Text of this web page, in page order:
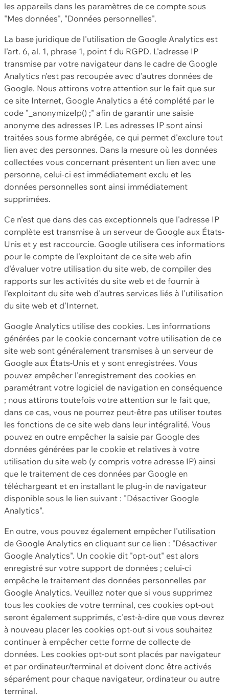
les appareils dans les paramètres de ce compte sous
"Mes données", "Données personnelles".
La base juridique de l'utilisation de Google Analytics est
l'art. 6, al. 1, phrase 1, point f du RGPD. L'adresse IP
transmise par votre navigateur dans le cadre de Google
Analytics n'est pas recoupée avec d'autres données de
Google. Nous attirons votre attention sur le fait que sur
ce site Internet, Google Analytics a été complété par le
code "_anonymizeIp() ;" afin de garantir une saisie
anonyme des adresses IP. Les adresses IP sont ainsi
traitées sous forme abrégée, ce qui permet d'exclure tout
lien avec des personnes. Dans la mesure où les données
collectées vous concernant présentent un lien avec une
personne, celui-ci est immédiatement exclu et les
données personnelles sont ainsi immédiatement
supprimées.
Ce n'est que dans des cas exceptionnels que l'adresse IP
complète est transmise à un serveur de Google aux États-
Unis et y est raccourcie. Google utilisera ces informations
pour le compte de l'exploitant de ce site web afin
d'évaluer votre utilisation du site web, de compiler des
rapports sur les activités du site web et de fournir à
l'exploitant du site web d'autres services liés à l'utilisation
du site web et d'Internet.
Google Analytics utilise des cookies. Les informations
générées par le cookie concernant votre utilisation de ce
site web sont généralement transmises à un serveur de
Google aux États-Unis et y sont enregistrées. Vous
pouvez empêcher l'enregistrement des cookies en
paramétrant votre logiciel de navigation en conséquence
; nous attirons toutefois votre attention sur le fait que,
dans ce cas, vous ne pourrez peut-être pas utiliser toutes
les fonctions de ce site web dans leur intégralité. Vous
pouvez en outre empêcher la saisie par Google des
données générées par le cookie et relatives à votre
utilisation du site web (y compris votre adresse IP) ainsi
que le traitement de ces données par Google en
téléchargeant et en installant le plug-in de navigateur
disponible sous le lien suivant : "Désactiver Google
Analytics".
En outre, vous pouvez également empêcher l'utilisation
de Google Analytics en cliquant sur ce lien : "Désactiver
Google Analytics". Un cookie dit "opt-out" est alors
enregistré sur votre support de données ; celui-ci
empêche le traitement des données personnelles par
Google Analytics. Veuillez noter que si vous supprimez
tous les cookies de votre terminal, ces cookies opt-out
seront également supprimés, c'est-à-dire que vous devrez
à nouveau placer les cookies opt-out si vous souhaitez
continuer à empêcher cette forme de collecte de
données. Les cookies opt-out sont placés par navigateur
et par ordinateur/terminal et doivent donc être activés
séparément pour chaque navigateur, ordinateur ou autre
terminal.